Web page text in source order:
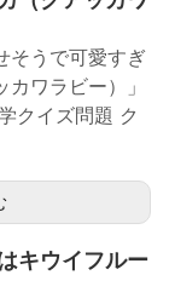
そうで可愛すぎ
ワラビー）」
クイズ問題 ク
キウイフルー